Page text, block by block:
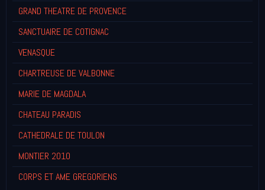
GRAND THEATRE DE PROVENCE
SANCTUAIRE DE COTIGNAC
VENASQUE
CHARTREUSE DE VALBONNE
MARIE DE MAGDALA
CHATEAU PARADIS
CATHEDRALE DE TOULON
MONTIER 2010
CORPS ET AME GREGORIENS